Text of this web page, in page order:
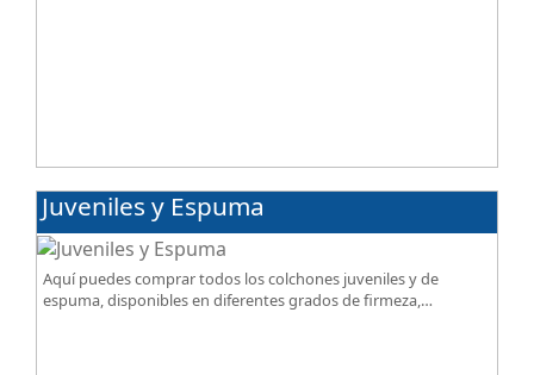
Juveniles y Espuma
Aquí puedes comprar todos los colchones juveniles y de
espuma, disponibles en diferentes grados de firmeza,